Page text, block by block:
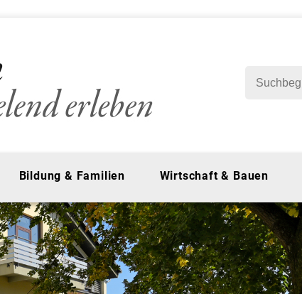
Bildung & Familien Wirtschaft & Bauen